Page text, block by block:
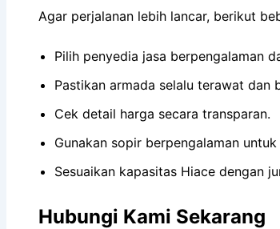
Agar perjalanan lebih lancar, berikut
Pilih penyedia jasa berpengalaman
Pastikan armada selalu terawat dan
Cek detail harga secara transparan.
Gunakan sopir berpengalaman
Sesuaikan kapasitas Hiace dengan
Hubungi Kami Sekarang